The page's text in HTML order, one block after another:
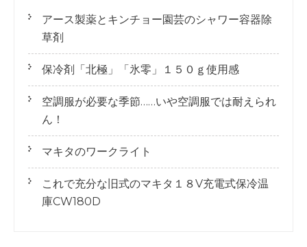
アース製薬とキンチョー園芸のシャワー容器除
草剤
保冷剤「北極」「氷零」１５０ｇ使用感
空調服が必要な季節……いや空調服では耐えられ
ん！
マキタのワークライト
これで充分な旧式のマキタ１８V充電式保冷温
庫CW180D